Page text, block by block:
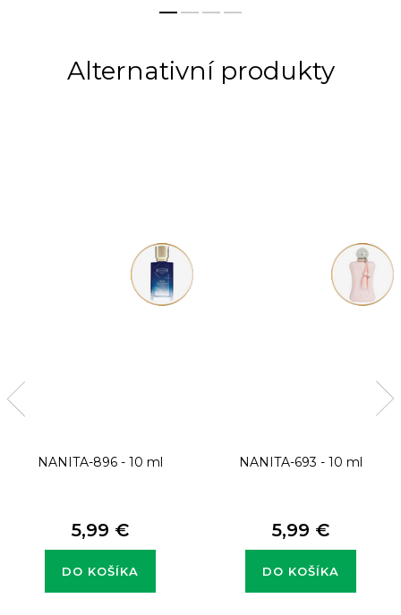
ACQUA DI GIO, CHANEL
NANITA-896 - 10 ml
5,99 €
DO KOŠÍKA
NANITA-693 - 10 ml
5,99 €
DO KOŠÍKA